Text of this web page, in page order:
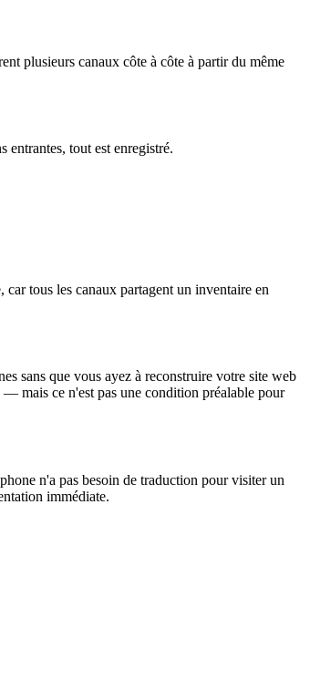
plusieurs canaux côte à côte à partir du même
tout est enregistré.
tous les canaux partagent un inventaire en
sans que vous ayez à reconstruire votre site web
mais ce n'est pas une condition préalable pour
n'a pas besoin de traduction pour visiter un
immédiate.